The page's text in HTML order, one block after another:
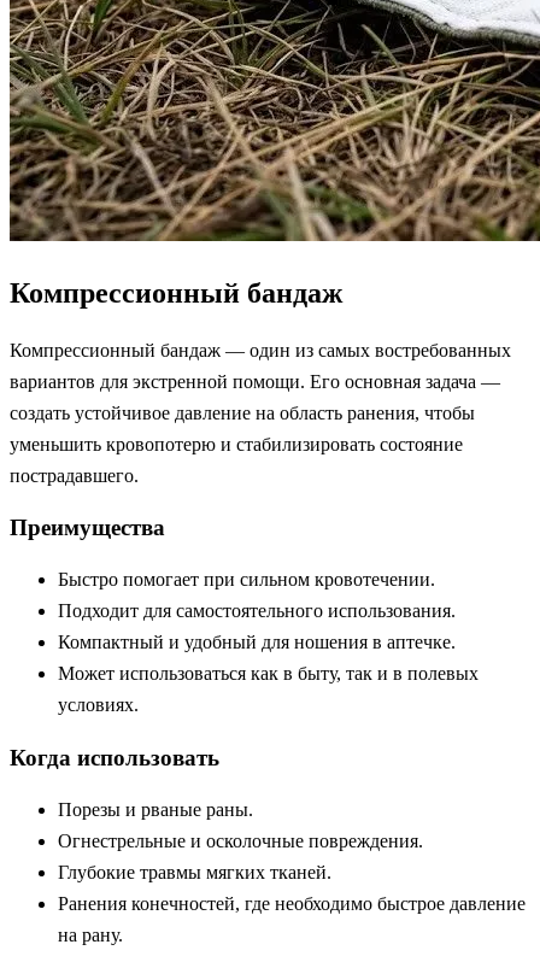
Компрессионный бандаж
Компрессионный бандаж — один из самых востребованных
вариантов для экстренной помощи. Его основная задача —
создать устойчивое давление на область ранения, чтобы
уменьшить кровопотерю и стабилизировать состояние
пострадавшего.
Преимущества
Быстро помогает при сильном кровотечении.
Подходит для самостоятельного использования.
Компактный и удобный для ношения в аптечке.
Может использоваться как в быту, так и в полевых
условиях.
Когда использовать
Порезы и рваные раны.
Огнестрельные и осколочные повреждения.
Глубокие травмы мягких тканей.
Ранения конечностей, где необходимо быстрое давление
на рану.